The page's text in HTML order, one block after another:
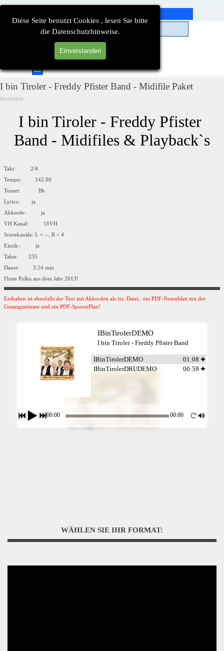
Diese Seite benutzt Cookies , lesen Sie bitte
die Datenschutzhinweise.
Einverstanden
Direkt zum Seiteninhalt
Menü überspringen
I bin Tiroler - Freddy Pfister Band - Midifile Paket
Detailseiten
I bin Tiroler - Freddy Pfister
Band - Midifiles & Playback`s
Takt: 2/4
Tempo: 142.00
Tonart: Bb
Lyrics: ja
Akkorde: ja
VH Kanal: 16VH
Scorekanäle: L = --, R = 4
Einzlr.: ja
Takte: 235
Dauer: 3:24 min
Flotte Polka aus dem Jahr 2013!
Enthalten ist ebenfalls der Text mit Akkorden als txt. Datei, ein PDF-Notenblatt mit der
Gesangsstimme und ein PDF-SpurenPlan!
IBinTirolerDEMO
I bin Tiroler - Freddy Pfister Band
IBinTirolerDEMO
01:08
IBinTirolerDRUDEMO
00:59
00:00 00:00
WÄHLEN SIE IHR FORMAT: